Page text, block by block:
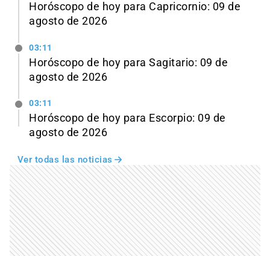
Horóscopo de hoy para Capricornio: 09 de
agosto de 2026
03:11
Horóscopo de hoy para Sagitario: 09 de
agosto de 2026
03:11
Horóscopo de hoy para Escorpio: 09 de
agosto de 2026
Ver todas las noticias